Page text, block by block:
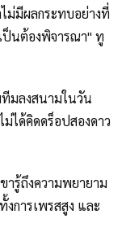
ม่มีผลกระทบอย่างที่
ป็นต้องพิจารณา" ทู
ทีมลงสนามในวัน
ได้คิดดร็อปสองดาว
รู้ถึงความพยายาม
งการเพรสสูง และ